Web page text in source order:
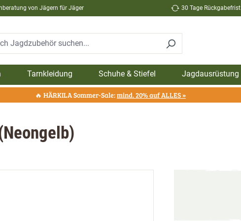
von Jägern für Jäger 30 Tage Rückgabefrist
Tarnkleidung Schuhe & Stiefel Jagdausrüstung
🔥 HÄRKILA Sommer-Sale:mind. 20% auf ALLES »